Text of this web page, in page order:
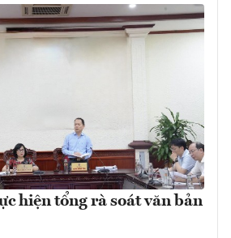
hiện tổng rà soát văn bản